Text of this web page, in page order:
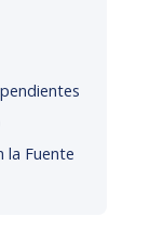
la Fuente